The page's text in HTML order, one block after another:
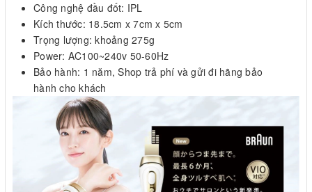
Công nghệ đầu đốt: IPL
Kích thước: 18.5cm x 7cm x 5cm
Trọng lượng: khoảng 275g
Power: AC100~240v 50-60Hz
Bảo hành: 1 năm, Shop trả phí và gửi đi hãng bảo
hành cho khách